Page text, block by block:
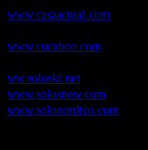
www.casaactual.com
www.cucaboo.com
ww.soloski.net
www.solosnow.com
www.solonordico.com